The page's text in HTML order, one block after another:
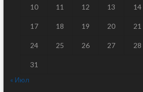
10 11 12 13 14
17 18 19 20 21
24 25 26 27 28
31
« Июл